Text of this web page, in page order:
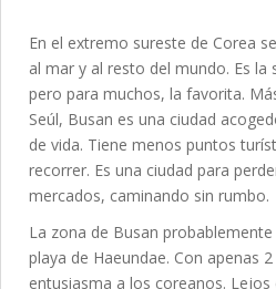
En el extremo sureste de Corea
al mar y al resto del mundo. Es la
pero para muchos, la favorita.
Seúl, Busan es una ciudad
de vida. Tiene menos puntos
recorrer. Es una ciudad para
mercados, caminando sin rumbo.
La zona de Busan
playa de Haeundae. Con apenas
entusiasma a los coreanos. Lejos